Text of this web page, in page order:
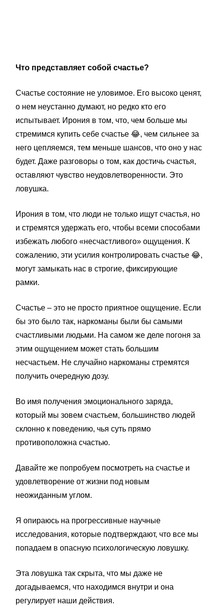
Что представляет собой счастье?
Счастье состояние не уловимое. Его высоко ценят,
о нем неустанно думают, но редко кто его
испытывает. Ирония в том, что, чем больше мы
стремимся купить себе счастье 😂, чем сильнее за
него цепляемся, тем меньше шансов, что оно у нас
будет. Даже разговоры о том, как достичь счастья,
оставляют чувство неудовлетворенности. Это
ловушка.
Ирония в том, что люди не только ищут счастья, но
и стремятся удержать его, чтобы всеми способами
избежать любого «несчастливого» ощущения. К
сожалению, эти усилия контролировать счастье 😂,
могут замыкать нас в строгие, фиксирующие
рамки.
Счастье – это не просто приятное ощущение. Если
бы это было так, наркоманы были бы самыми
счастливыми людьми. На самом же деле погоня за
этим ощущением может стать большим
несчастьем. Не случайно наркоманы стремятся
получить очередную дозу.
Во имя получения эмоционального заряда,
который мы зовем счастьем, большинство людей
склонно к поведению, чья суть прямо
противоположна счастью.
Давайте же попробуем посмотреть на счастье и
удовлетворение от жизни под новым
неожиданным углом.
Я опираюсь на прогрессивные научные
исследования, которые подтверждают, что все мы
попадаем в опасную психологическую ловушку.
Эта ловушка так скрыта, что мы даже не
догадываемся, что находимся внутри и она
регулирует наши действия.